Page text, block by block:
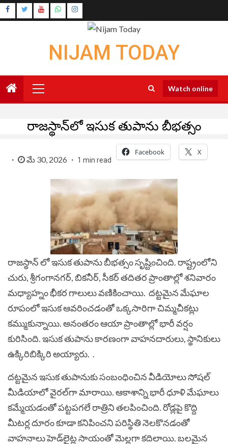
Skip
to
Instagram
NIJAM TODAY
Menu
Watch online
రాజస్థాన్‌లో ఇసుక తుపాను బీభత్సం
మే 30, 2026 1 min read
Facebook X
రాజస్థాన్‌ లో ఇసుక తుపాను బీభత్సం సృష్టించింది. రాష్ట్రంలోని
చురు, శ్రీగంగానగర్‌, బికనీర్‌, సీకర్‌ తదితర ప్రాంతాల్లో శనివారం
మధ్యాహ్నం భీకర గాలులు వణికించాయి. దట్టమైన మేఘాల
రూపంలో ఇసుక ఆవరించడంతో ఒక్కసారిగా చిమ్మచీకట్లు
కమ్ముకున్నాయి. అనంతరం ఆయా ప్రాంతాల్లో భారీ వర్షం
కురిసింది. ఇసుక తుపాను కారణంగా వాహనదారులు, స్థానికులు
ఉక్కిరిబిక్కిరి అయ్యారు. .
దట్టమైన ఇసుక తుపానుకు సంబంధించిన వీడియోలు సోషల్‌
మీడియాలో వైరల్‌గా మారాయి. ఆకాశాన్ని భారీ ధూళి మేఘాలు
కమ్మేయడంతో పట్టపగలే రాత్రిని తలపించింది. రోడ్లపై కొద్ది
మీటర్ల దూరం కూడా కనిపించని పరిస్థితి నెలకొనడంతో
వాహనాలు హెడ్‌లైట్ల సాయంతో మెల్లగా కదిలాయి. బలమైన